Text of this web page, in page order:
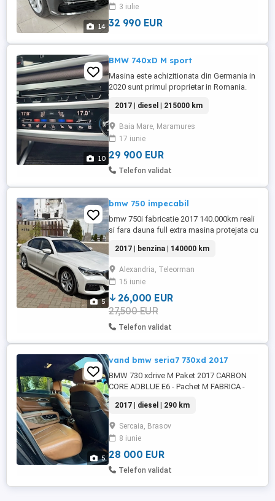
14
Posibilitate achizitie autoturism pe
comanda! Optiuni principale: ...
3 iulie
32 990 EUR
10
BMW 740xD M sport
Masina este achizitionata din Germania in
2020 sunt primul proprietar in Romania.
reteaua BMW cu istoric verificabil. Toate
dotarile pentru aceasta serie. Alte detalii le
ofer daca prezinta interes.
2017 | diesel | 215000 km
Baia Mare, Maramures
17 iunie
29 900 EUR
Telefon validat
5
bmw 750 impecabil
bmw 750i fabricatie 2017 140.000km reali
si fara dauna full extra masina protejata cu
2017 | benzina | 140000 km
Alexandria, Teleorman
15 iunie
26,000 EUR
27,500 EUR
Telefon validat
5
vand bmw seria7 730xd 2017
BMW 730 xdrive M Paket 2017 CARBON
CORE ADBLUE E6 - Pachet M FABRICA -
Atentionare parasire banda circulatie. -
Distronic plus - Se conduce singura,
accelerează, frânează, virează. - Lane
assist - asistenta pastrare banda - metine
singura banda de circulatie. - ...
2017 | diesel | 290 km
Sercaia, Brasov
8 iunie
28 000 EUR
Telefon validat